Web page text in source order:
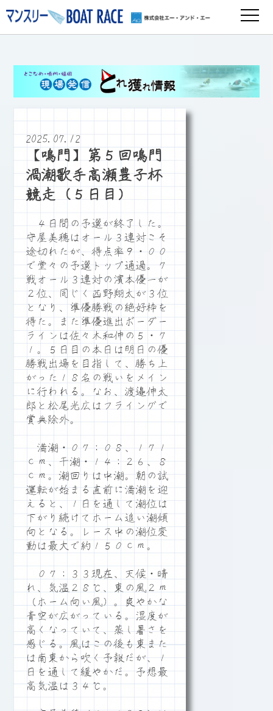
2025.07.12
【鳴門】第５回鳴門
渦潮歌手高瀬豊子杯
競走（５日目）
４日間の予選が終了した。
守屋美穂はオール３連対こそ
途切れたが、得点率９・００
で堂々の予選トップ通過。７
戦オール３連対の濱本優一が
２位、同じく西野翔太が３位
となり、準優勝戦の絶好枠を
得た。また準優進出ボーダー
ラインは佐々木和伸の５・７
１。５日目の本日は明日の優
勝戦出場を目指して、勝ち上
がった１８名の戦いをメイン
に行われる。なお、渡邉伸太
郎と松尾光広はフライングで
賞典除外。
満潮・０７：０８、１７１
ｃｍ、干潮・１４：２６、８
ｃｍ。潮回りは中潮。朝の試
運転が始まる直前に満潮を迎
えると、１日を通して潮位は
下がり続けてホーム追い潮傾
向となる。レース中の潮位変
動は最大で約１５０ｃｍ。
０７：３３現在、天候・晴
れ、気温２８℃、東の風２ｍ
（ホーム向い風）。爽やかな
青空が広がっている。湿度が
高くなっていて、蒸し暑さを
感じる。風はこの後も東また
は南東から吹く予報だが、１
日を通して緩やかだ。予想最
高気温は３４℃。